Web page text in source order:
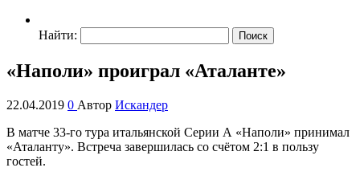
Найти:
«Наполи» проиграл «Аталанте»
22.04.2019 0 Автор Искандер
В матче 33-го тура итальянской Серии А «Наполи» принимал
«Аталанту». Встреча завершилась со счётом 2:1 в пользу
гостей.